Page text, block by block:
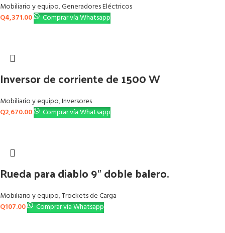
Mobiliario y equipo,Generadores Eléctricos
Q4,371.00 Comprar vía Whatsapp
Inversor de corriente de 1500 W
Mobiliario y equipo,Inversores
Q2,670.00 Comprar vía Whatsapp
Rueda para diablo 9″ doble balero.
Mobiliario y equipo,Trockets de Carga
Q107.00 Comprar vía Whatsapp